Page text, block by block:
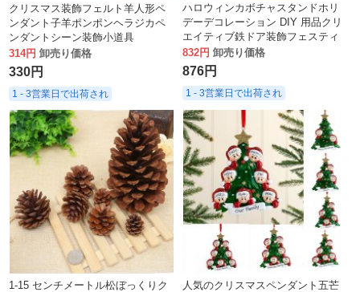
クリスマス装飾フェルト羊人形ペ
ンダント子羊ポンポンヘラジカペ
ンダントシーン装飾小道具
314円 卸売り価格
330円
1 - 3営業日で出荷され
ハロウィンカボチャスタンドホリ
デーデコレーション DIY 用品クリ
エイティブ鉄ドア装飾フェスティ
バル手作りの装飾品
832円 卸売り価格
876円
1 - 3営業日で出荷され
1-15 センチメートル松ぼっくりク
人気のクリスマスペンダント五芒